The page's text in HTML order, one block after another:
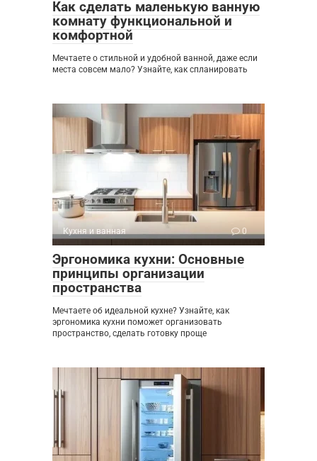
Как сделать маленькую ванную
комнату функциональной и
комфортной
Мечтаете о стильной и удобной ванной, даже если
места совсем мало? Узнайте, как спланировать
Кухня и ванная 0
Эргономика кухни: Основные
принципы организации
пространства
Мечтаете об идеальной кухне? Узнайте, как
эргономика кухни поможет организовать
пространство, сделать готовку проще